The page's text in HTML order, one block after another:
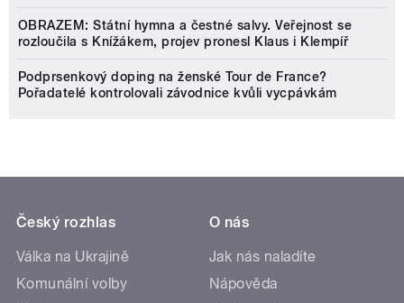
OBRAZEM: Státní hymna a čestné salvy. Veřejnost se
rozloučila s Knížákem, projev pronesl Klaus i Klempíř
Podprsenkový doping na ženské Tour de France?
Pořadatelé kontrolovali závodnice kvůli vycpávkám
Český rozhlas
Válka na Ukrajině
Komunální volby
O nás
Jak nás naladíte
Nápověda